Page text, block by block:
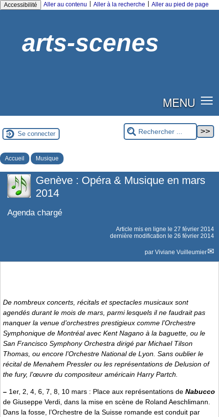
Accessibilité Aller au contenu Aller à la recherche Aller au pied de page
arts-scenes
MENU
Se connecter
Accueil Musique
Genève : Opéra & Musique en mars
2014
Agenda chargé
Article mis en ligne le 27 février 2014
dernière modification le 26 février 2014
par Viviane Vuilleumier
De nombreux concerts, récitals et spectacles musicaux sont
agendés durant le mois de mars, parmi lesquels il ne faudrait pas
manquer la venue d’orchestres prestigieux comme l’Orchestre
Symphonique de Montréal avec Kent Nagano à la baguette, ou le
San Francisco Symphony Orchestra dirigé par Michael Tilson
Thomas, ou encore l’Orchestre National de Lyon. Sans oublier le
récital de Menahem Pressler ou les représentations de Delusion of
the fury, l’œuvre du compositeur américain Harry Partch.
– 1er, 2, 4, 6, 7, 8, 10 mars : Place aux représentations de Nabucco
de Giuseppe Verdi, dans la mise en scène de Roland Aeschlimann.
Dans la fosse, l’Orchestre de la Suisse romande est conduit par